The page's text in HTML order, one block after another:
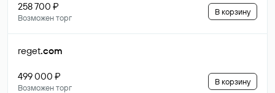
258 700 ₽
Возможен торг
В корзину
reget.com
499 000 ₽
Возможен торг
В корзину